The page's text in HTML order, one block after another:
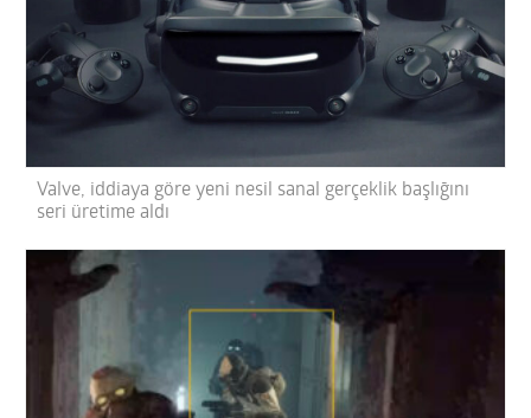
Valve, iddiaya göre yeni nesil sanal gerçeklik başlığını
seri üretime aldı